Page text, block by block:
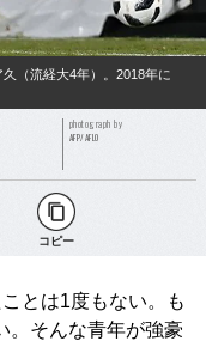
（流経大4年）。2018年に
photograph by
AFP/AFLO
コピー
とは1度もない。も
。そんな青年が強豪